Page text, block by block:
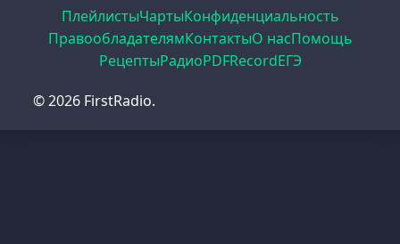
ПлейлистыЧартыКонфиденциальность
ПравообладателямКонтактыО насПомощь
РецептыРадиоPDFRecordЕГЭ
© 2026 FirstRadio.